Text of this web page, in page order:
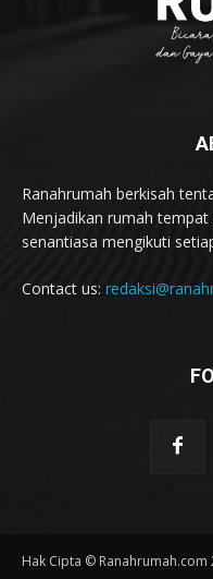
Ranahrumah berkisah
Menjadikan rumah
senantiasa mengikuti
Contact us:
Hak Cipta © Ranahrumah.com